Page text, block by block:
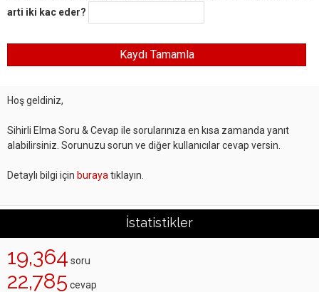
arti iki kac eder?
Hoş geldiniz,
Sihirli Elma Soru & Cevap ile sorularınıza en kısa zamanda yanıt
alabilirsiniz. Sorunuzu sorun ve diğer kullanıcılar cevap versin.
Detaylı bilgi için buraya tıklayın.
İstatistikler
19,364 soru
22,785 cevap